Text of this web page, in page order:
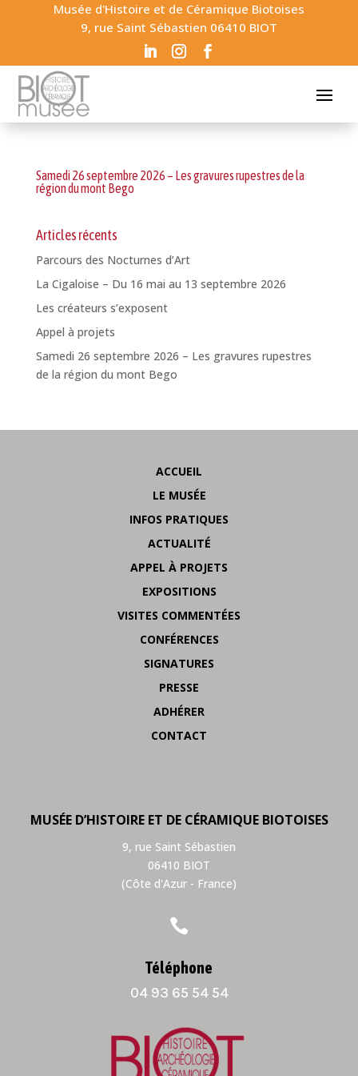
Musée d'Histoire et de Céramique Biotoises
9, rue Saint Sébastien 06410 BIOT
Samedi 26 septembre 2026 – Les gravures rupestres de la
région du mont Bego
Articles récents
Parcours des Nocturnes d’Art
La Cigaloise – Du 16 mai au 13 septembre 2026
Les créateurs s’exposent
Appel à projets
Samedi 26 septembre 2026 – Les gravures rupestres
de la région du mont Bego
ACCUEIL
LE MUSÉE
INFOS PRATIQUES
ACTUALITÉ
APPEL À PROJETS
EXPOSITIONS
VISITES COMMENTÉES
CONFÉRENCES
SIGNATURES
PRESSE
ADHÉRER
CONTACT
MUSÉE D’HISTOIRE ET DE CÉRAMIQUE BIOTOISES
9, rue Saint Sébastien
06410 BIOT
(Côte d'Azur - France)

Téléphone
04 93 65 54 54